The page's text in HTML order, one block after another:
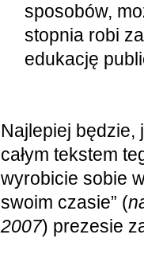
sposobów,
stopnia robi
edukację
Najlepiej będzie,
całym tekstem
wyrobicie sobie
swoim czasie” (
2007) prezesie